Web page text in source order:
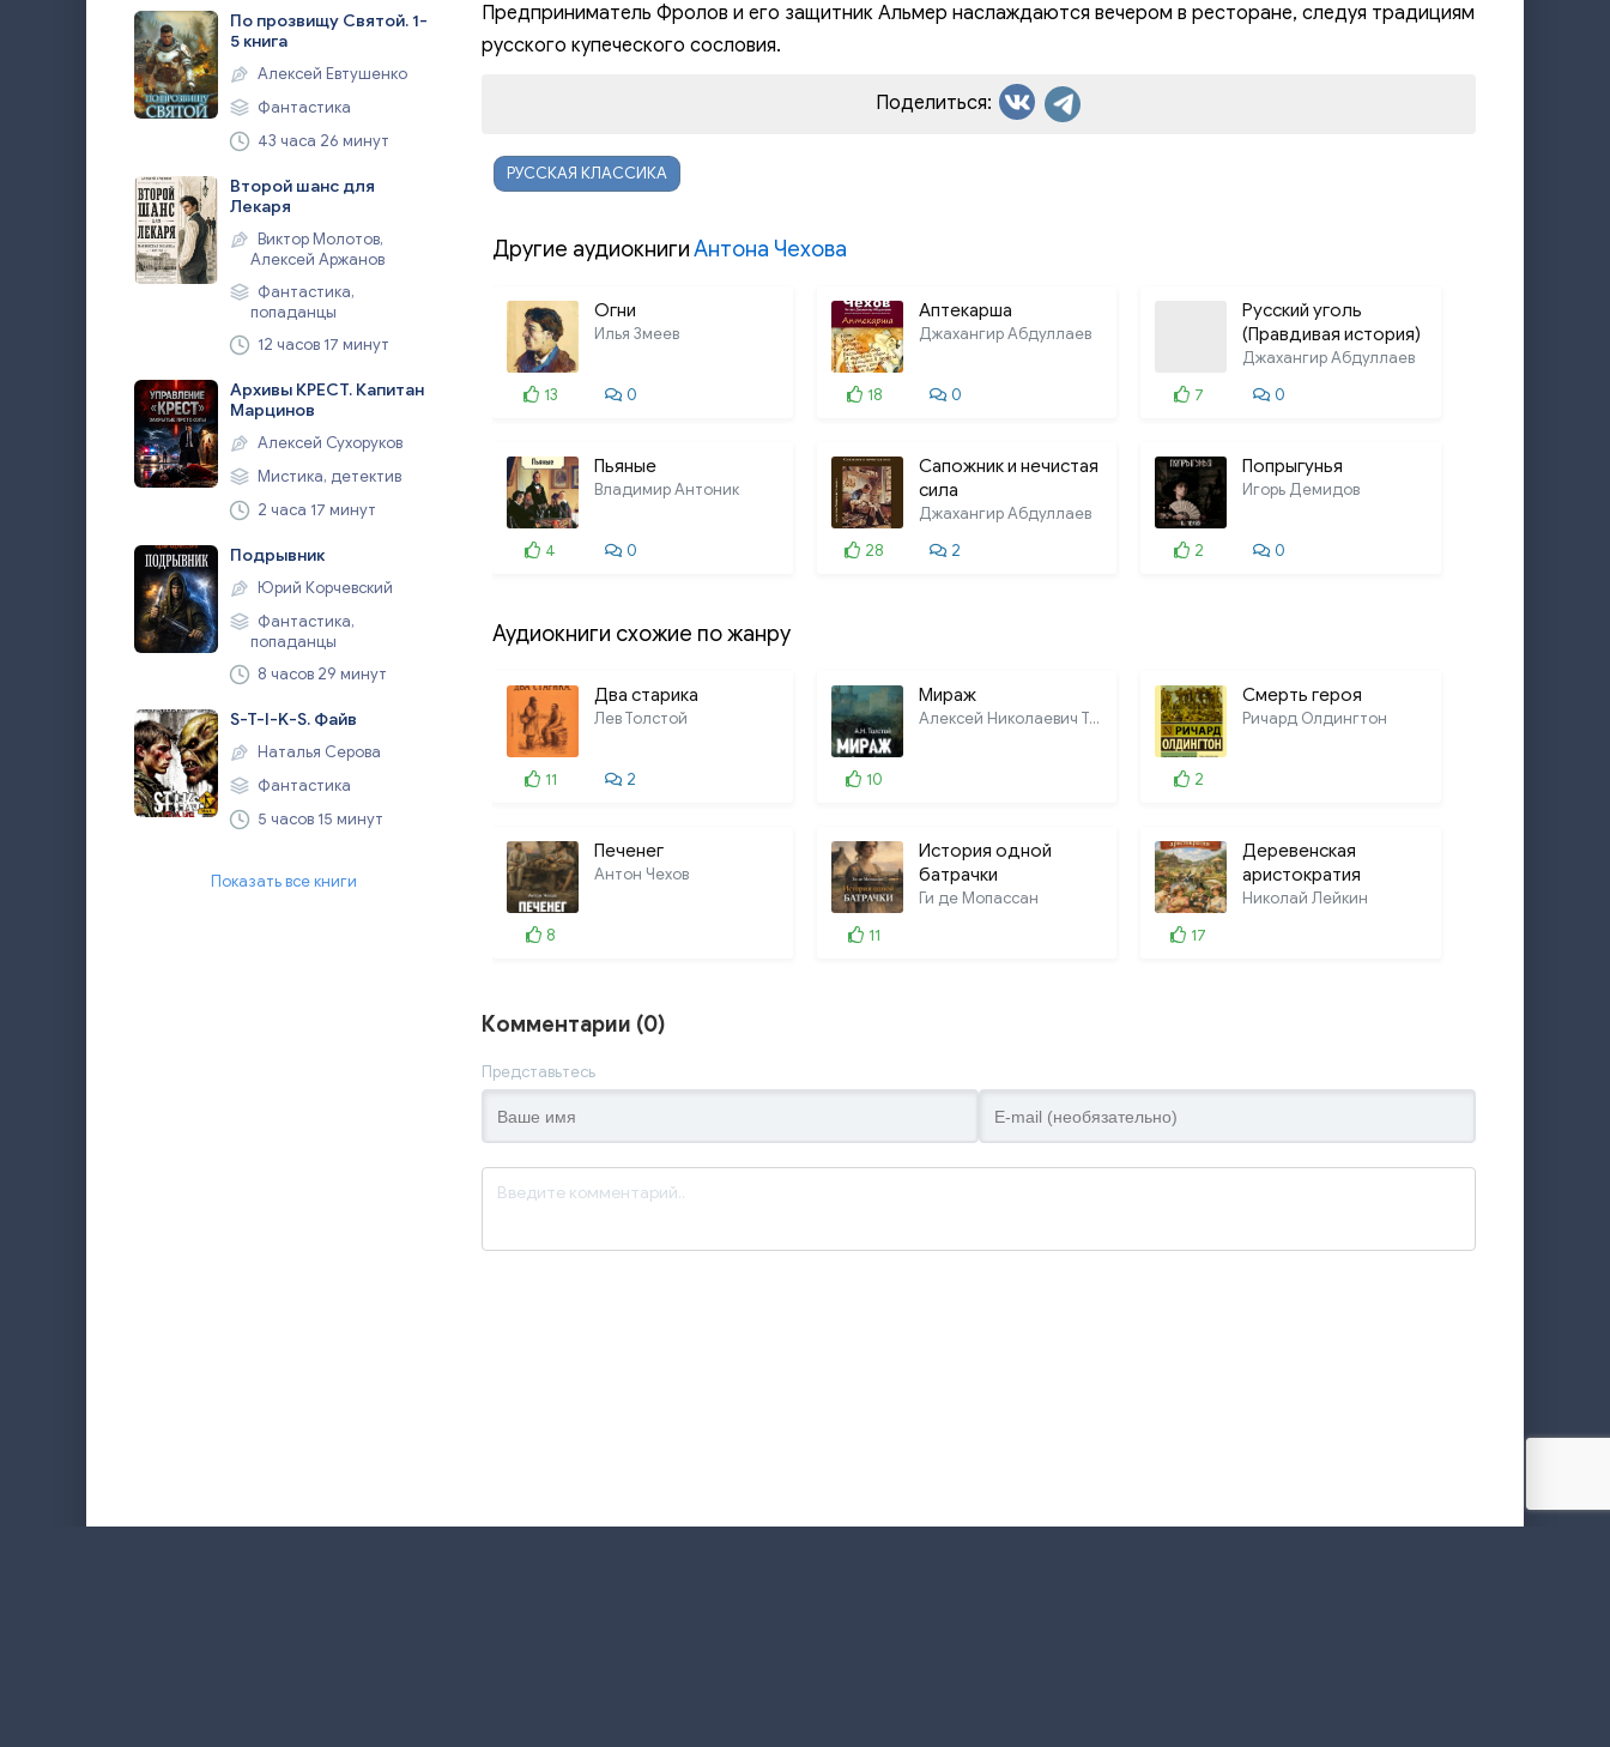
По прозвищу Святой. 1-
5 книга
Алексей Евтушенко
Фантастика
43 часа 26 минут
Второй шанс для
Лекаря
Виктор Молотов,
Алексей Аржанов
Фантастика,
попаданцы
12 часов 17 минут
Архивы КРЕСТ. Капитан
Марцинов
Алексей Сухоруков
Мистика, детектив
2 часа 17 минут
Подрывник
Юрий Корчевский
Фантастика,
попаданцы
8 часов 29 минут
S-T-I-K-S. Файв
Наталья Серова
Фантастика
5 часов 15 минут
Показать все книги
Предприниматель Фролов и его защитник Альмер наслаждаются вечером в ресторане, следуя традициям
русского купеческого сословия.
Поделиться:
РУССКАЯ КЛАССИКА
Другие аудиокнигиАнтона Чехова
Огни
Илья Змеев
13 0
Аптекарша
Джахангир Абдуллаев
18 0
Русский уголь
(Правдивая история)
Джахангир Абдуллаев
7
0
Пьяные
Владимир Антоник
4 0
Сапожник и нечистая
сила
Джахангир Абдуллаев
28
2
Попрыгунья
Игорь Демидов
2 0
Аудиокниги схожие по жанру
Два старика
Лев Толстой
11 2
Мираж
Алексей Николаевич Толстой
10
Смерть героя
Ричард Олдингтон
2
Печенег
Антон Чехов
8
История одной
батрачки
Ги де Мопассан
11
Деревенская
аристократия
Николай Лейкин
17
Комментарии (0)
Представьтесь